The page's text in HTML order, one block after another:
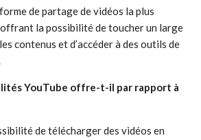
de partage de vidéos la plus
la possibilité de toucher un large
contenus et d’accéder à des outils de
YouTube offre-t-il par rapport à
de télécharger des vidéos en